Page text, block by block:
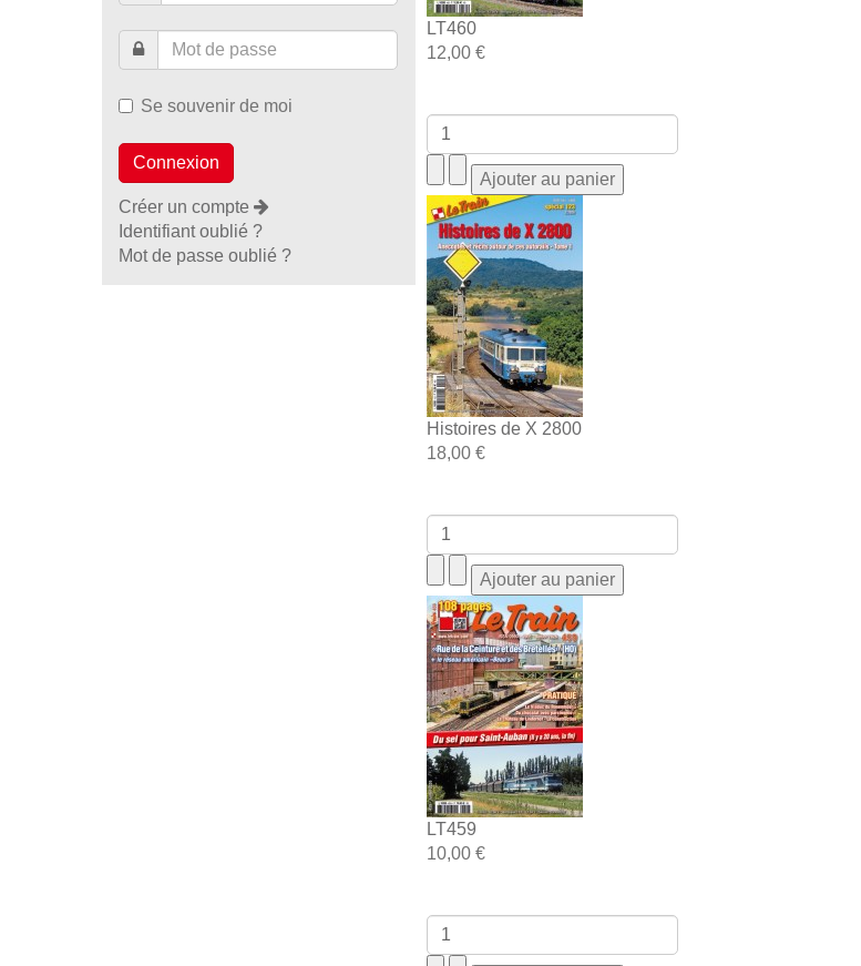
LT460
12,00 €
Histoires de X 2800
18,00 €
LT459
10,00 €
Se souvenir de moi
Créer un compte
Identifiant oublié ?
Mot de passe oublié ?